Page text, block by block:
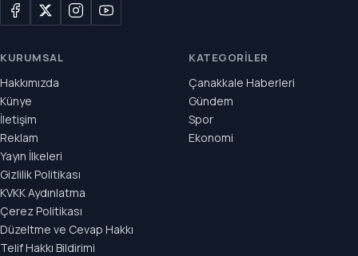
KURUMSAL
Hakkımızda
Künye
İletişim
Reklam
Yayın İlkeleri
Gizlilik Politikası
KVKK Aydınlatma
Çerez Politikası
Düzeltme ve Cevap Hakkı
Telif Hakkı Bildirimi
KATEGORILER
Çanakkale Haberleri
Gündem
Spor
Ekonomi